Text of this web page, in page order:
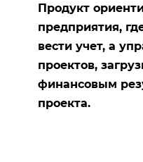
Продукт
предприятия,
вести учет, а
проектов,
финансовым
проекта.